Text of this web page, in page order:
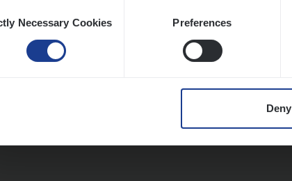
Necessary Cookies Preferences
Deny